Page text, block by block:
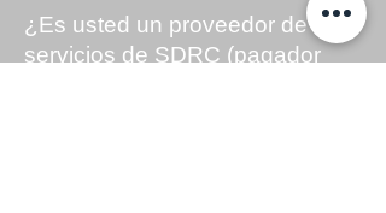
¿Es usted un proveedor de
servicios de SDRC (pagador